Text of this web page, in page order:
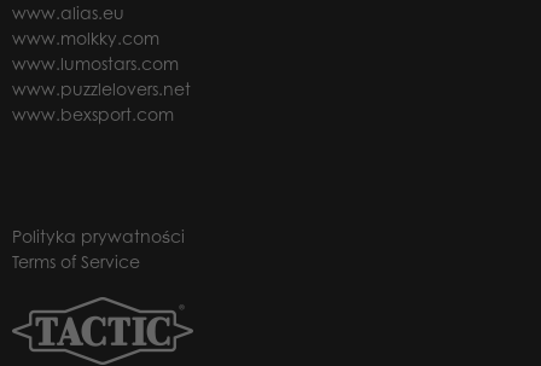
www.alias.eu
www.molkky.com
www.lumostars.com
www.puzzlelovers.net
www.bexsport.com
Polityka prywatności
Terms of Service